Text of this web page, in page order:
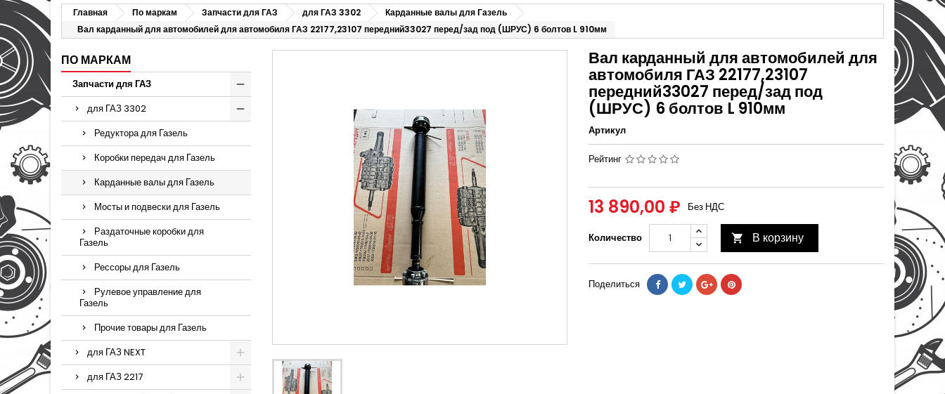
Главная По маркам Запчасти для ГАЗ для ГАЗ 3302
Карданные валы для Газель
Вал карданный для автомобилей для автомобиля ГАЗ 22177,23107 передний33027 перед/зад под (ШРУС) 6 болтов L 910мм
ПО МАРКАМ
Запчасти для ГАЗ
для ГАЗ 3302
Редуктора для Газель
Коробки передач для Газель
Карданные валы для Газель
Мосты и подвески для Газель
Раздаточные коробки для
Газель
Рессоры для Газель
Рулевое управление для
Газель
Прочие товары для Газель
для ГАЗ NEXT
для ГАЗ 2217
Вал карданный для автомобилей для
автомобиля ГАЗ 22177,23107
передний33027 перед/зад под
(ШРУС) 6 болтов L 910мм
Артикул
Рейтинг
13 890,00 ₽ Без НДС
Количество  В корзину
Поделиться